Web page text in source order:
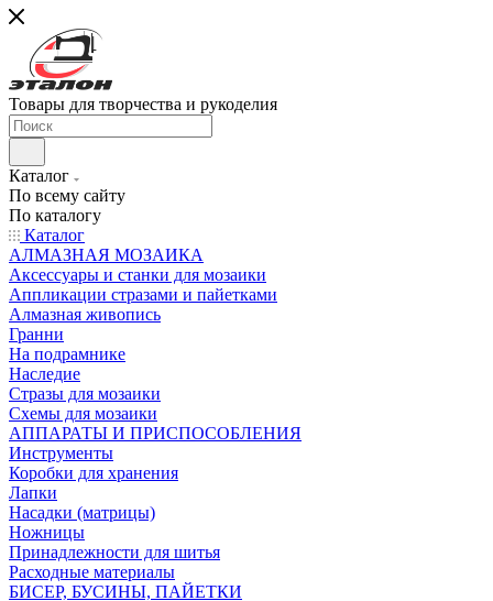
Товары для творчества и рукоделия
Каталог
По всему сайту
По каталогу
Каталог
АЛМАЗНАЯ МОЗАИКА
Аксессуары и станки для мозаики
Аппликации стразами и пайетками
Алмазная живопись
Гранни
На подрамнике
Наследие
Стразы для мозаики
Схемы для мозаики
АППАРАТЫ И ПРИСПОСОБЛЕНИЯ
Инструменты
Коробки для хранения
Лапки
Насадки (матрицы)
Ножницы
Принадлежности для шитья
Расходные материалы
БИСЕР, БУСИНЫ, ПАЙЕТКИ